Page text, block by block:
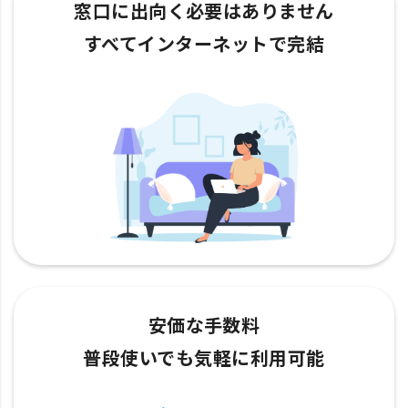
窓口に出向く必要はありません
すべてインターネットで完結
安価な手数料
普段使いでも気軽に利用可能